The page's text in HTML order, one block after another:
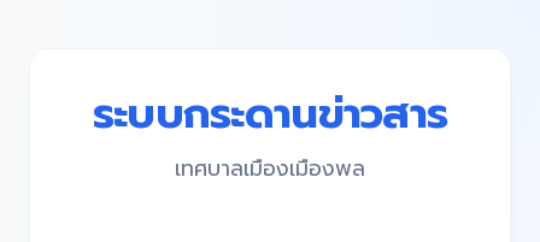
ระบบกระดานข่าวสาร
เทศบาลเมืองเมืองพล